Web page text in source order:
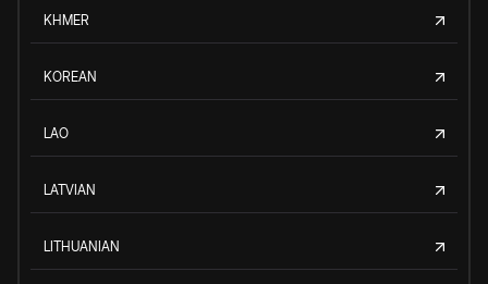
KHMER
KOREAN
LAO
LATVIAN
LITHUANIAN